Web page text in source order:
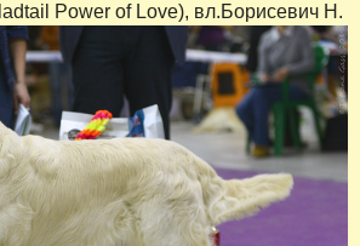
Power of Love), вл.Борисевич Н.